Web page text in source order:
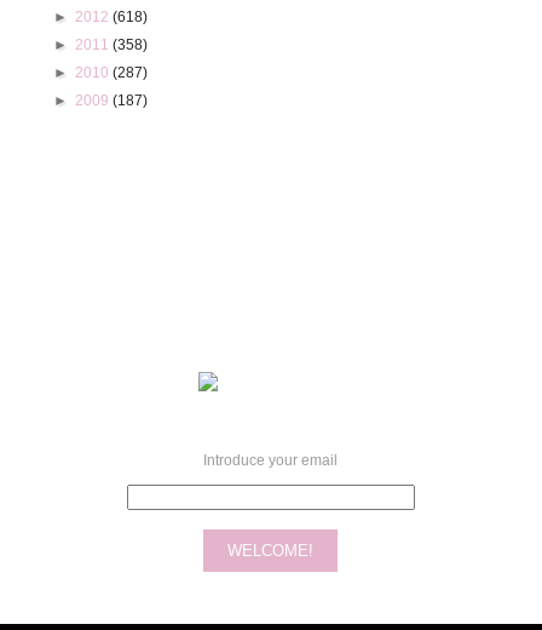
► 2012(618)
► 2011(358)
► 2010(287)
► 2009(187)
Introduce your email